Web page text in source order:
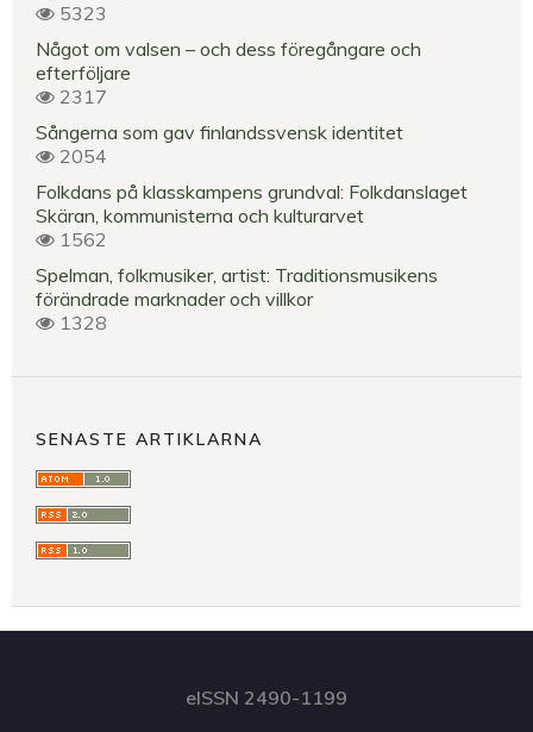
5323
Något om valsen – och dess föregångare och
efterföljare
2317
Sångerna som gav finlandssvensk identitet
2054
Folkdans på klasskampens grundval: Folkdanslaget
Skäran, kommunisterna och kulturarvet
1562
Spelman, folkmusiker, artist: Traditionsmusikens
förändrade marknader och villkor
1328
SENASTE ARTIKLARNA
eISSN 2490-1199